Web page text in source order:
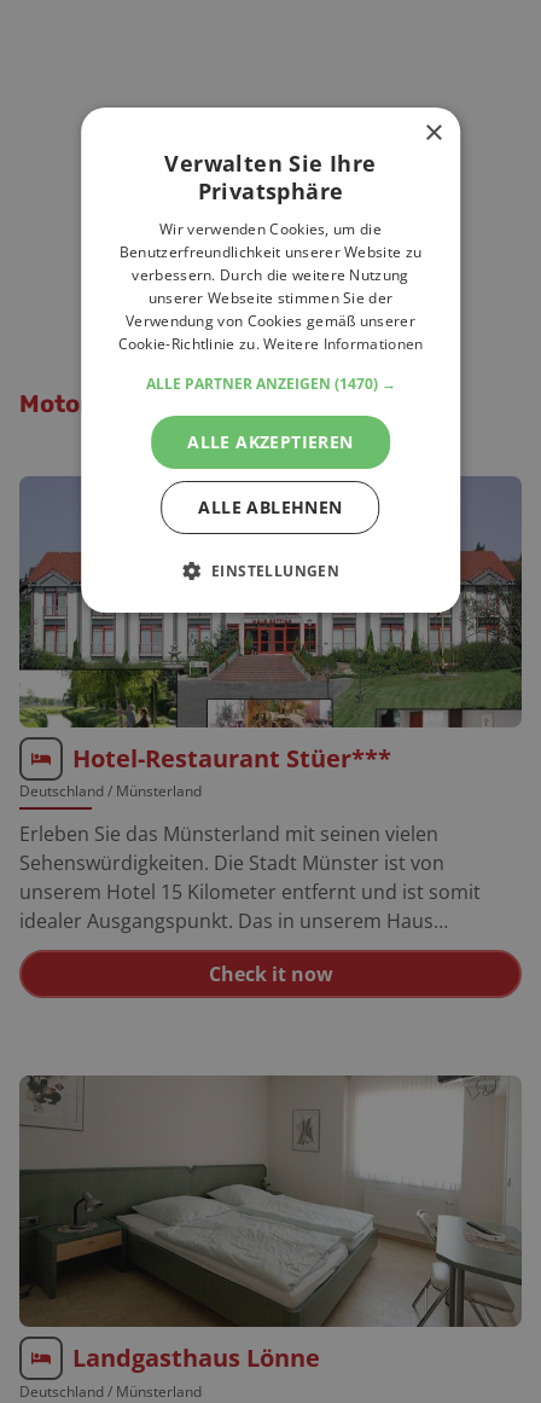
Motorrad Hotels
Hotel-Restaurant Stüer***
Deutschland/ Münsterland
Erleben Sie das Münsterland mit seinen vielen
Sehenswürdigkeiten. Die Stadt Münster ist von
unserem Hotel 15 Kilometer entfernt und ist somit
idealer Ausgangspunkt. Das in unserem Haus
angeschlossene Restaurant CK mit Außengastronomie
bietet Ihnen eine deutsche nachhaltige Küche. Weitere
Hotelreservierungen sind kurzfristig buchbar, sowie
Stornierungen jederzeit kostenlos.
Check it now
Landgasthaus Lönne
Deutschland/ Münsterland
×
Verwalten Sie Ihre
Privatsphäre
Wir verwenden Cookies, um die
Benutzerfreundlichkeit unserer Website zu
verbessern. Durch die weitere Nutzung
unserer Webseite stimmen Sie der
Verwendung von Cookies gemäß unserer
Cookie-Richtlinie zu.Weitere Informationen
ALLE PARTNER ANZEIGEN (1470) →
ALLE AKZEPTIEREN
ALLE ABLEHNEN
EINSTELLUNGEN